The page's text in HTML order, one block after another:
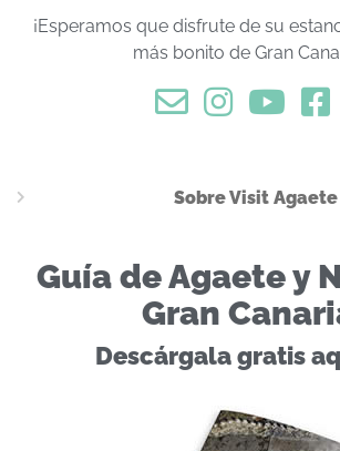
¡Esperamos que disfrute de su
más bonito de Gran
Sobre Visit Agaete
Guía de Agaete y
Gran
Descárgala gratis